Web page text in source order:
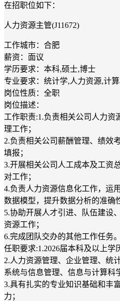
在招职位如下：
人力资源主管(J11672)
工作城市：合肥
薪资：面议
学历要求：本科,硕士,博士
专业要求：统计学,人力资源,计
岗位性质：全职
岗位描述：
工作职责:1.负责相关公司人力资
理工作；
2.负责相关公司薪酬管理、绩效
填报；
3.开展相关公司人工成本及工资
对工作；
4.负责人力资源信息化工作，运
数据模型，提升数据分析的准确
5.协助开展人才引进、队伍建设
资源工作；
6.完成团队交办的其他工作任务。
任职要求:1.2026届本科及以上学
2.人力资源管理、企业管理、统
系统与信息管理、信息与计算科
3.具有扎实的专业知识基础和丰
力；